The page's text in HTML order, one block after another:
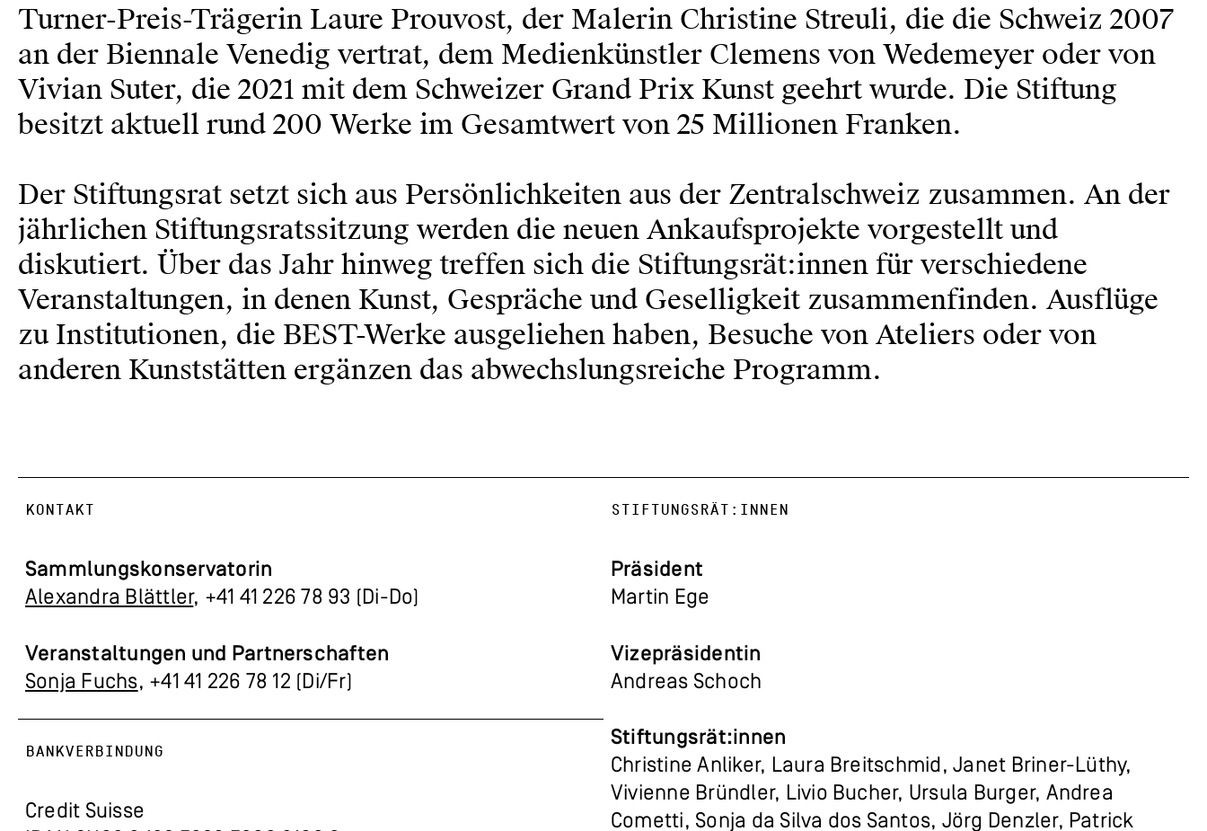
Turner-Preis-Trägerin Laure Prouvost, der Malerin Christine Streuli, die die Schweiz 2007
an der Biennale Venedig vertrat, dem Medienkünstler Clemens von Wedemeyer oder von
Vivian Suter, die 2021 mit dem Schweizer Grand Prix Kunst geehrt wurde. Die Stiftung
besitzt aktuell rund 200 Werke im Gesamtwert von 25 Millionen Franken.
Der Stiftungsrat setzt sich aus Persönlichkeiten aus der Zentralschweiz zusammen. An der
jährlichen Stiftungsratssitzung werden die neuen Ankaufsprojekte vorgestellt und
diskutiert. Über das Jahr hinweg treffen sich die Stiftungsrät:innen für verschiedene
Veranstaltungen, in denen Kunst, Gespräche und Geselligkeit zusammenfinden. Ausflüge
zu Institutionen, die BEST-Werke ausgeliehen haben, Besuche von Ateliers oder von
anderen Kunststätten ergänzen das abwechslungsreiche Programm.
KONTAKT
Sammlungskonservatorin
Alexandra Blättler, +41 41 226 78 93 (Di-Do)
Veranstaltungen und Partnerschaften
Sonja Fuchs, +41 41 226 78 12 (Di/Fr)
BANKVERBINDUNG
Credit Suisse
STIFTUNGSRÄT:INNEN
Präsident
Martin Ege
Vizepräsidentin
Andreas Schoch
Stiftungsrät:innen
Christine Anliker, Laura Breitschmid, Janet Briner-Lüthy,
Vivienne Bründler, Livio Bucher, Ursula Burger, Andrea
Cometti, Sonja da Silva dos Santos, Jörg Denzler, Patrick